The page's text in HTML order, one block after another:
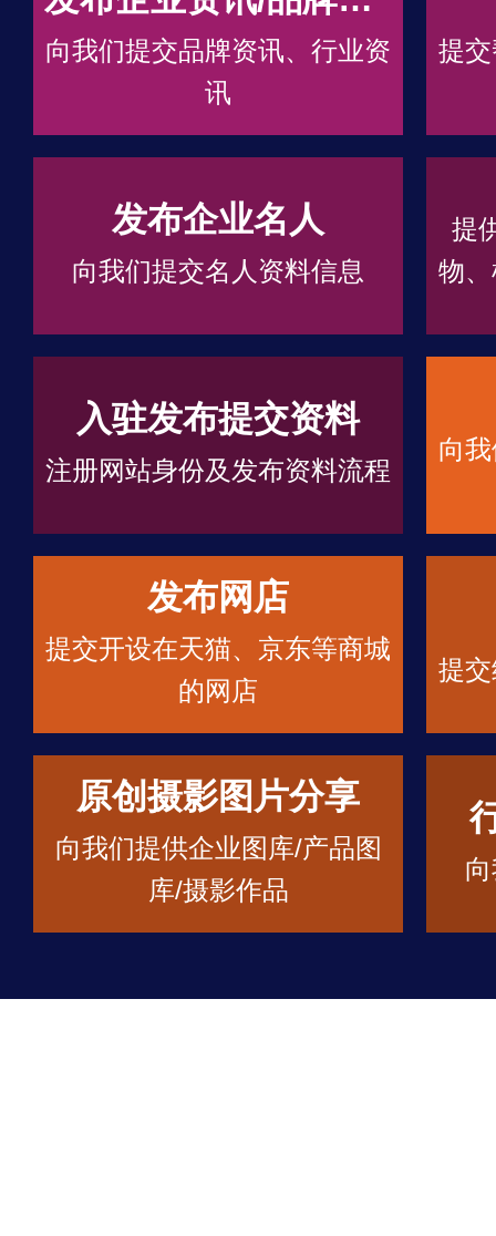
向我们提交品牌资讯、行业资
讯
提
发布企业名人
向我们提交名人资料信息
提
物
入驻发布提交资料
注册网站身份及发布资料流程
向
发布网店
提交开设在天猫、京东等商城
的网店
提
原创摄影图片分享
向我们提供企业图库/产品图
库/摄影作品